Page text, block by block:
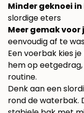
Minder geknoei in
slordige eters
Meer gemak voor
eenvoudig af te
Een voerbak kies
hem op
routine.
Denk aan een
rond de waterbak.